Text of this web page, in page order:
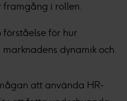
framgång i rollen.
förståelse för hur
dynamik och
att använda HR-